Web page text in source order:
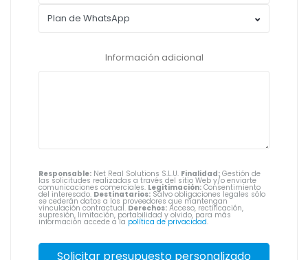
Información adicional
Responsable: Net Real Solutions S.L.U. Finalidad: Gestión de
las solicitudes realizadas a través del sitio Web y/o enviarte
comunicaciones comerciales. Legitimación: Consentimiento
del interesado. Destinatarios: Salvo obligaciones legales sólo
se cederán datos a los proveedores que mantengan
vinculación contractual. Derechos: Acceso, rectificación,
supresión, limitación, portabilidad y olvido, para más
información accede a la política de privacidad.